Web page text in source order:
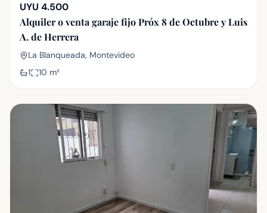
UYU 4.500
Alquiler o venta garaje fijo Próx 8 de Octubre y Luis
A. de Herrera
La Blanqueada, Montevideo
1
10 m²